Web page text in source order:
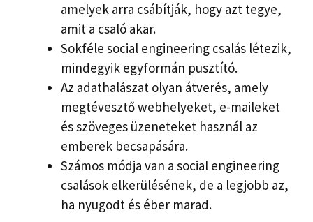
amelyek arra csábítják, hogy azt tegye,
amit a csaló akar.
Sokféle social engineering csalás létezik,
mindegyik egyformán pusztító.
Az adathalászat olyan átverés, amely
megtévesztő webhelyeket, e-maileket
és szöveges üzeneteket használ az
emberek becsapására.
Számos módja van a social engineering
csalások elkerülésének, de a legjobb az,
ha nyugodt és éber marad.